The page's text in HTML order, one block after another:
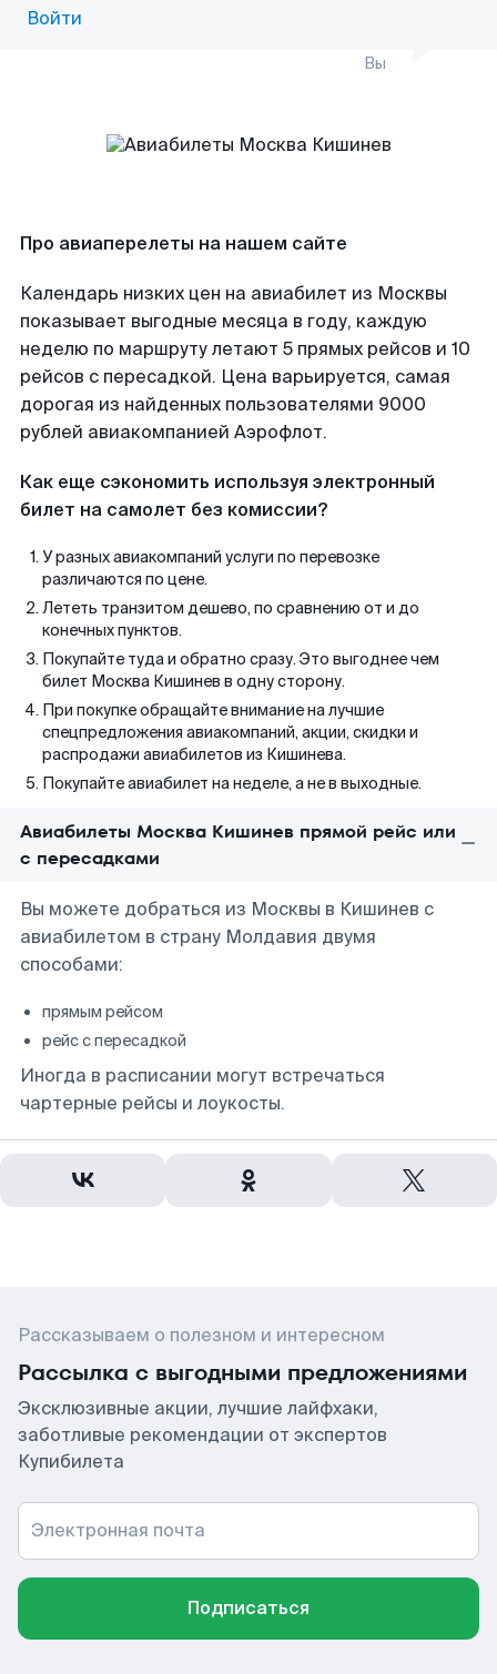
Войти
Вы
Про авиаперелеты на нашем сайте
Календарь низких цен на авиабилет из Москвы
показывает выгодные месяца в году, каждую
неделю по маршруту летают 5 прямых рейсов и 10
рейсов с пересадкой. Цена варьируется, самая
дорогая из найденных пользователями 9000
рублей авиакомпанией Аэрофлот.
Как еще сэкономить используя электронный
билет на самолет без комиссии?
У разных авиакомпаний услуги по перевозке
различаются по цене.
Лететь транзитом дешево, по сравнению от и до
конечных пунктов.
Покупайте туда и обратно сразу. Это выгоднее чем
билет Москва Кишинев в одну сторону.
При покупке обращайте внимание на лучшие
спецпредложения авиакомпаний, акции, скидки и
распродажи авиабилетов из Кишинева.
Покупайте авиабилет на неделе, а не в выходные.
Авиабилеты Москва Кишинев прямой рейс или
с пересадками
Вы можете добраться из Москвы в Кишинев с
авиабилетом в страну Молдавия двумя
способами:
прямым рейсом
рейс с пересадкой
Иногда в расписании могут встречаться
чартерные рейсы и лоукосты.
Рассказываем о полезном и интересном
Рассылка с выгодными предложениями
Эксклюзивные акции, лучшие лайфхаки,
заботливые рекомендации от экспертов
Купибилета
Электронная почта
Подписаться